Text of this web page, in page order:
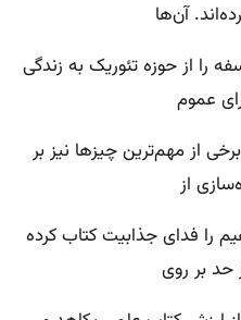
آن‌ها
را از حوزه تئوریک به زندگی
عموم
از مهم‌ترین چیزها نیز بر
از
را فدای جذابیت کتاب کرده
بر روی